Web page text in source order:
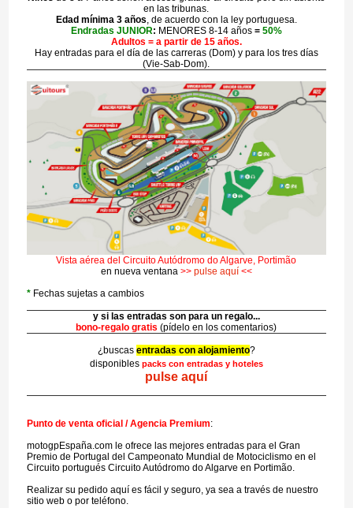
en las tribunas.
Edad mínima 3 años, de acuerdo con la ley portuguesa.
Endradas JUNIOR: MENORES 8-14 años= 50%
Adultos = a partir de 15 años.
Hay entradas para el día de las carreras (Dom) y para los tres días
(Vie-Sab-Dom).
Vista aérea del Circuito Autódromo do Algarve, Portimão
en nueva ventana>> pulse aquí<<
*Fechas sujetas a cambios
y si las entradas son para un regalo...
bono-regalo gratis(pídelo en los comentarios)
¿buscas entradas con alojamiento?
disponibles packs con entradas y hoteles
pulse aquí
Punto de venta oficial / Agencia Premium:
motogpEspaña.com le ofrece las mejores entradas para el Gran
Premio de Portugal del Campeonato Mundial de Motociclismo en el
Circuito portugués Circuito Autódromo do Algarve en Portimão.
Realizar su pedido aquí es fácil y seguro, ya sea a través de nuestro
sitio web o por teléfono.